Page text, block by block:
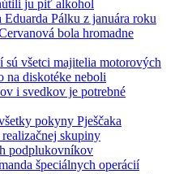
ju piť alkohol
Eduarda Pálku z januára roku
bola hromadne
sú všetci majitelia motorových
na diskotéke neboli
i svedkov je potrebné
pokyny Pješčaka
skupiny
podplukovníkov
špeciálnych operácií